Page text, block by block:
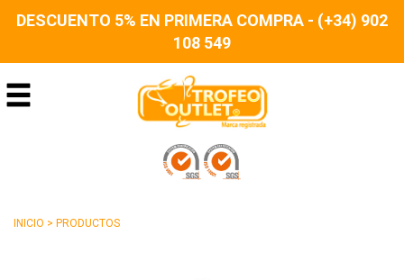
DESCUENTO 5% EN PRIMERA COMPRA - (+34) 902
108 549
INICIO > PRODUCTOS